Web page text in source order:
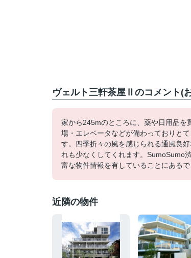
ヴェルト三軒茶屋Ⅱのコメント(
家から245mのところに、薬や日用品を
場・エレベータなどが備わっておりと
す。四季折々の風を感じられる通風良
れも少なくしてくれます。SumoSumo
富な物件情報を有していることにあるで
近隣の物件